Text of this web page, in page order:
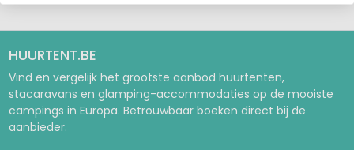
HUURTENT.BE
Vind en vergelijk het grootste aanbod huurtenten,
stacaravans en glamping-accommodaties op de mooiste
campings in Europa. Betrouwbaar boeken direct bij de
aanbieder.